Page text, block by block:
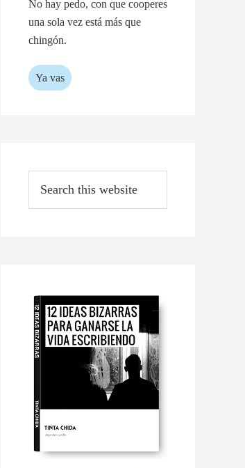
No hay pedo, con que cooperes
una sola vez está más que
chingón.
Ya vas